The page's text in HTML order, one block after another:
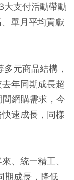
大支付活動帶動
單月平均貢獻
元商品結構，
年同期成長超
網購需求，今
速成長，同樣
、統一精工、
期成長，降低